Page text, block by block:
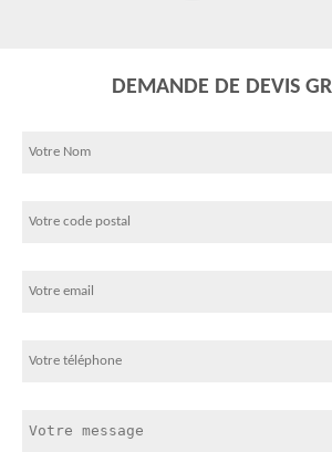
DEMANDE DE DEVIS